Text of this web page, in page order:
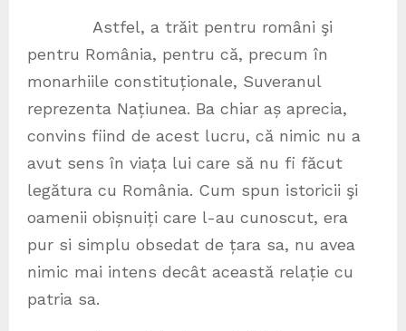
Astfel, a trăit pentru români şi
pentru România, pentru că, precum în
monarhiile constituționale, Suveranul
reprezenta Națiunea. Ba chiar aș aprecia,
convins fiind de acest lucru, că nimic nu a
avut sens în viața lui care să nu fi făcut
legătura cu România. Cum spun istoricii şi
oamenii obișnuiți care l-au cunoscut, era
pur si simplu obsedat de țara sa, nu avea
nimic mai intens decât această relație cu
patria sa.